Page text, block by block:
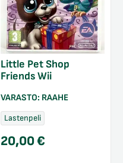
Little Pet Shop
Friends Wii
VARASTO: RAAHE
Lastenpeli
20,00€